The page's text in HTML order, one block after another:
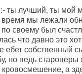
ты лучший, ты мой
время мы лежали
своему был
что давно это
ебет собственный
но ведь староверы
а